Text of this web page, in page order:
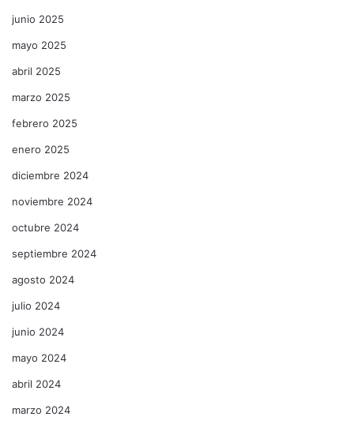
junio 2025
mayo 2025
abril 2025
marzo 2025
febrero 2025
enero 2025
diciembre 2024
noviembre 2024
octubre 2024
septiembre 2024
agosto 2024
julio 2024
junio 2024
mayo 2024
abril 2024
marzo 2024